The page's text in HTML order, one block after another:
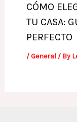
CÓMO
TU CASA:
PERFECTO
/General/ By